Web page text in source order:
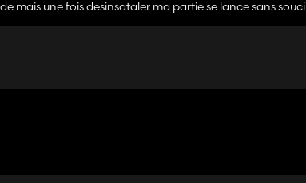
mais une fois desinsataler ma partie se lance sans souci